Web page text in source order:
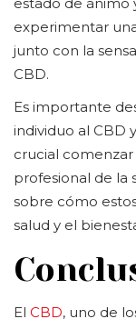
estado de ánimo
experimentar
junto con la
CBD.
Es importante
individuo al CBD
crucial comenzar
profesional de la
sobre cómo
salud y el
El CBD, uno de